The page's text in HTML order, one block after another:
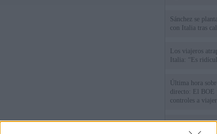
Sánchez se
con Italia tras
Los viajeros
Italia: “Es
Última hora
directo: El BOE
controles a
Sánchez